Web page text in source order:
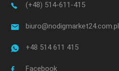
(+48) 514-611-415
biuro@nodigmarket24.com.pl
+48 514 611 415
Facebook